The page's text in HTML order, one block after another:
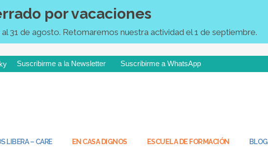
Suscribirme a la Newsletter
Suscribirme a WhatsApp
LIBERA – CARE EN CASA DIGNOS ESCUELA DE FORMACIÓN BLOG
por vacaciones
31 de agosto. Retomaremos nuestra actividad el 1 de septiembre.